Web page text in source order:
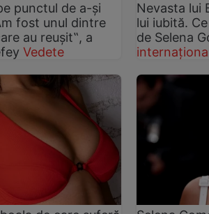
punctul de a-şi
fost unul dintre
au reuşit‟, a
Vedete
Nevasta lui
lui iubită.
de Selena